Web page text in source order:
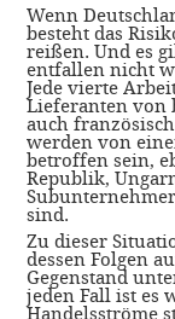
Wenn
besteht das
reißen. Und es
entfallen nicht
Jede vierte
Lieferanten von
auch
werden von
betroffen sein,
Republik,
sind.
Zu dieser
dessen Folgen
Gegenstand
jeden Fall ist es
Handelsströme